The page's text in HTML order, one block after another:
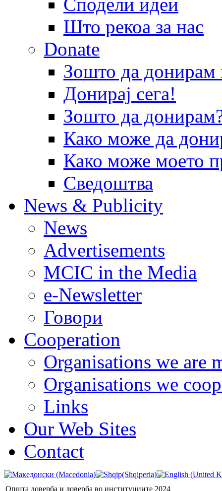
Што рекоа за нас
Donate
Зошто да
Донирај сега!
Зошто да
Како може да
Како може моето
Сведоштва
News & Publicity
News
Advertisements
MCIC in the Media
e-Newsletter
Говори
Cooperation
Organisations we are
Organisations we
Links
Our Web Sites
Contact
Општа доверба и доверба во институциите 2024